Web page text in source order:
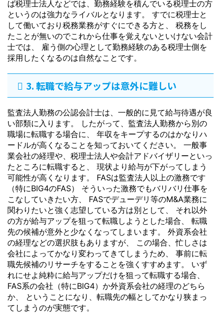
ば税理士法人などでは、勤務経験を積んでいる税理士の方
というのは強力なライバルとなります。 すでに税理士と
して働いており税務業務がすぐにできる方と、 税務をし
たことが無いのでこれから仕事を覚えないといけない会計
士では、 雇う側の心理として勤務経験のある税理士側を
採用したくなるのは自然なことです。
3. 転職で給与アップは意外に難しい
監査法人勤務の公認会計士は、一般的に見て給与待遇が良
い部類に入ります。 したがって、監査法人勤務から別の
職場に転職する場合に、 年収をキープするのはかなりハ
ードルが高くなることを知っておいてください。 一般事
業会社の経理や、税理士法人や会計アドバイザリーといっ
たところに転職すると、 現状より給与が下がってしまう
可能性が高くなります。 FASは監査法人以上の激務です
（特にBIG4のFAS） そういった激務でもバリバリ仕事を
こなしていきたい方、 FASでデューデリ等のM&A業務に
関わりたいと強く志望している方は別として、 それ以外
の方が給与アップを狙って転職しようとした場合、 転職
先の候補が意外と少なくなってしまいます。 外資系会社
の経理などの選択肢もありますが、 この場合、忙しさは
会社によってかなり変わってきてしまうため、 事前に転
職先候補のリサーチをすることを強くすすめます。 いず
れにせよ純粋に給与アップだけを狙って転職する場合、
FAS系の会社（特にBIG4）か外資系会社の経理のどちら
か、 ということになり、転職先の幅としてかなり狭まっ
てしまうのが実態です。